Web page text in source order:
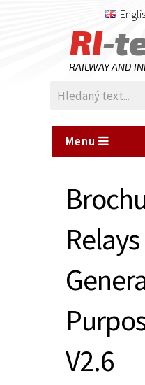
RI-
RAILWAY AND
Menu
V2.6